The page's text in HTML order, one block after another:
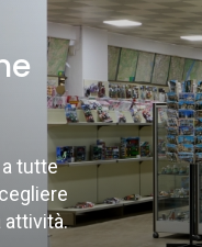
tutte
attività.